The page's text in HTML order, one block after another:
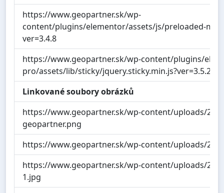
https://www.geopartner.sk/wp-
content/plugins/elementor/assets/js/preloaded-
ver=3.4.8
https://www.geopartner.sk/wp-content/plugins/
pro/assets/lib/sticky/jquery.sticky.min.js?ver=3.5.2
Linkované soubory obrázků
https://www.geopartner.sk/wp-content/uploads/
geopartner.png
https://www.geopartner.sk/wp-content/uploads/
https://www.geopartner.sk/wp-content/uploads/
1.jpg